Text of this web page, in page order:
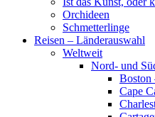
Orchideen
Schmetterlinge
Reisen – Länderauswahl
Weltweit
Nord- und
Boston
Cape